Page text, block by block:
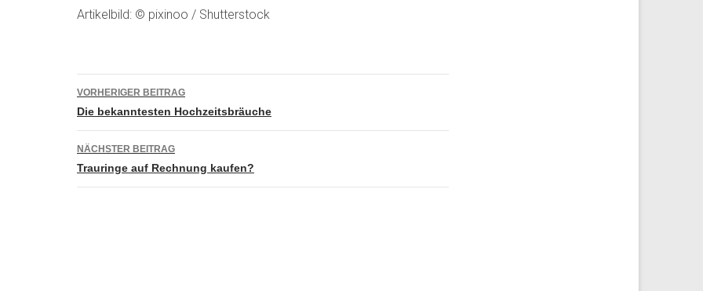
Artikelbild: © pixinoo / Shutterstock
Beitragsnavigation
VORHERIGER BEITRAG
Die bekanntesten Hochzeitsbräuche
NÄCHSTER BEITRAG
Trauringe auf Rechnung kaufen?